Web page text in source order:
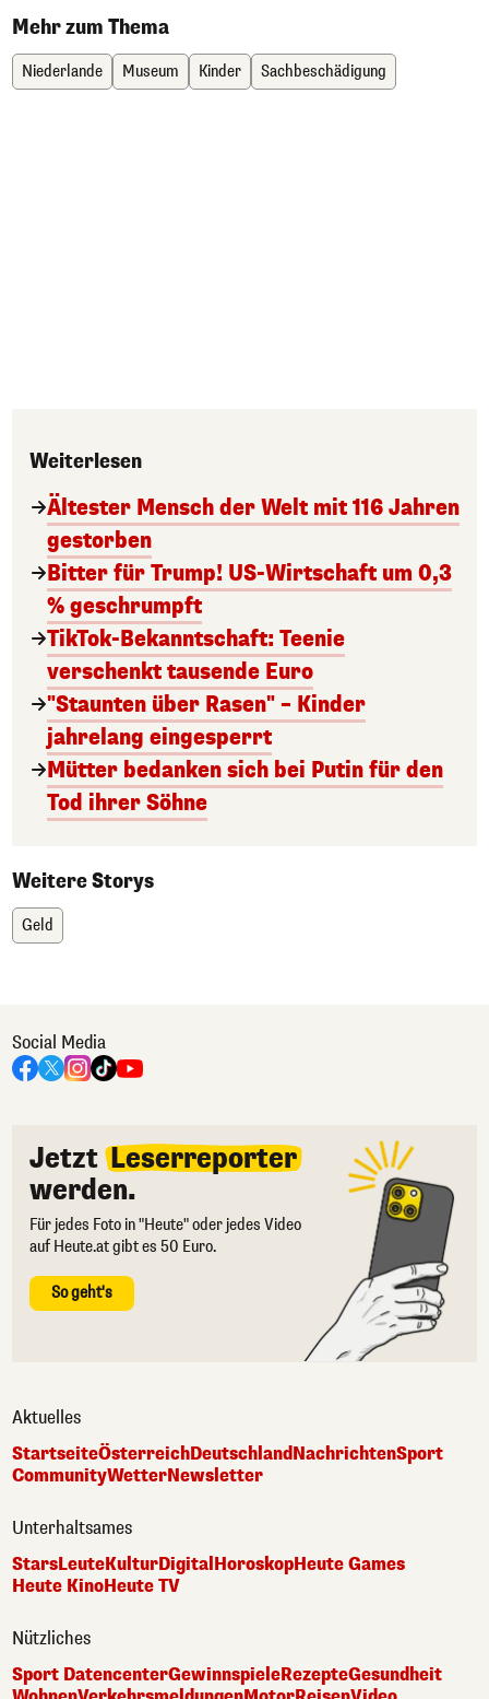
Mehr zum Thema
Niederlande Museum Kinder Sachbeschädigung
Weiterlesen
Ältester Mensch der Welt mit 116 Jahren
gestorben
Bitter für Trump! US-Wirtschaft um 0,3
% geschrumpft
TikTok-Bekanntschaft: Teenie
verschenkt tausende Euro
"Staunten über Rasen" – Kinder
jahrelang eingesperrt
Mütter bedanken sich bei Putin für den
Tod ihrer Söhne
Weitere Storys
Geld
Social Media
Jetzt Leserreporter
werden.
Für jedes Foto in "Heute" oder jedes Video
auf Heute.at gibt es 50 Euro.
So geht's
Aktuelles
StartseiteÖsterreichDeutschlandNachrichtenSport
CommunityWetterNewsletter
Unterhaltsames
StarsLeuteKulturDigitalHoroskopHeute Games
Heute KinoHeute TV
Nützliches
Sport DatencenterGewinnspieleRezepteGesundheit